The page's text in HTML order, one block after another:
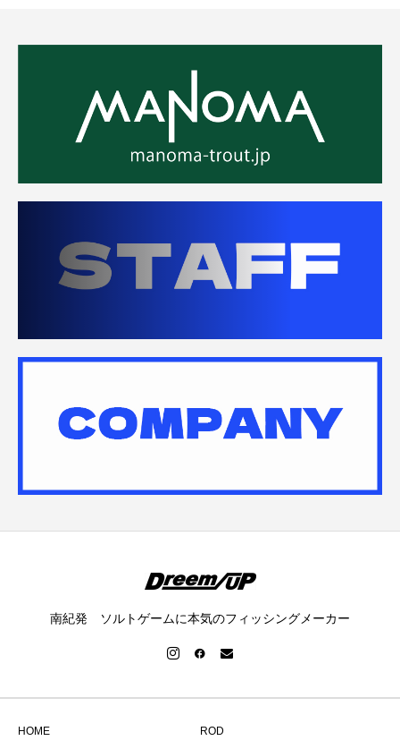
南紀発 ソルトゲームに本気のフィッシングメーカー
HOME ROD